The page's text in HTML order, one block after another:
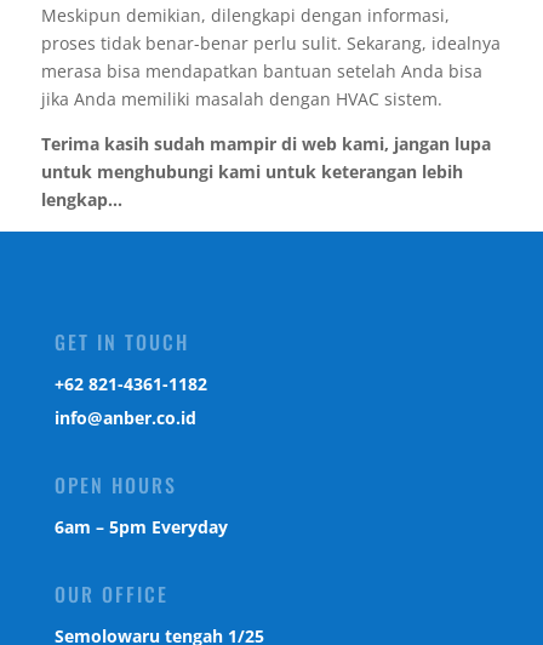
Meskipun demikian, dilengkapi dengan informasi,
proses tidak benar-benar perlu sulit. Sekarang, idealnya
merasa bisa mendapatkan bantuan setelah Anda bisa
jika Anda memiliki masalah dengan HVAC sistem.
Terima kasih sudah mampir di web kami, jangan lupa
untuk menghubungi kami untuk keterangan lebih
lengkap...
GET IN TOUCH
‎+62 821-4361-1182
info@anber.co.id
OPEN HOURS
6am – 5pm Everyday
OUR OFFICE
Semolowaru tengah 1/25